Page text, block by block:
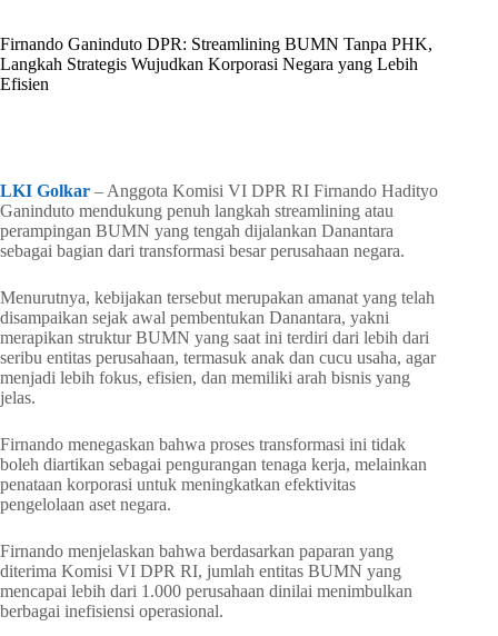
Firnando Ganinduto DPR: Streamlining BUMN Tanpa PHK,
Langkah Strategis Wujudkan Korporasi Negara yang Lebih
Efisien
LKI Golkar – Anggota Komisi VI DPR RI Firnando Hadityo
Ganinduto mendukung penuh langkah streamlining atau
perampingan BUMN yang tengah dijalankan Danantara
sebagai bagian dari transformasi besar perusahaan negara.
Menurutnya, kebijakan tersebut merupakan amanat yang telah
disampaikan sejak awal pembentukan Danantara, yakni
merapikan struktur BUMN yang saat ini terdiri dari lebih dari
seribu entitas perusahaan, termasuk anak dan cucu usaha, agar
menjadi lebih fokus, efisien, dan memiliki arah bisnis yang
jelas.
Firnando menegaskan bahwa proses transformasi ini tidak
boleh diartikan sebagai pengurangan tenaga kerja, melainkan
penataan korporasi untuk meningkatkan efektivitas
pengelolaan aset negara.
Firnando menjelaskan bahwa berdasarkan paparan yang
diterima Komisi VI DPR RI, jumlah entitas BUMN yang
mencapai lebih dari 1.000 perusahaan dinilai menimbulkan
berbagai inefisiensi operasional.